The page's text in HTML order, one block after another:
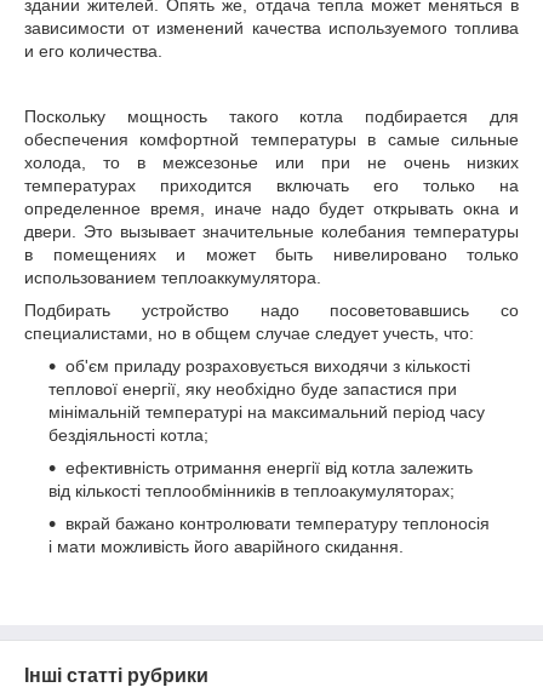
здании жителей. Опять же, отдача тепла может меняться в
зависимости от изменений качества используемого топлива
и его количества.
Поскольку мощность такого котла подбирается для
обеспечения комфортной температуры в самые сильные
холода, то в межсезонье или при не очень низких
температурах приходится включать его только на
определенное время, иначе надо будет открывать окна и
двери. Это вызывает значительные колебания температуры
в помещениях и может быть нивелировано только
использованием теплоаккумулятора.
Подбирать устройство надо посоветовавшись со
специалистами, но в общем случае следует учесть, что:
об'єм приладу розраховується виходячи з кількості
теплової енергії, яку необхідно буде запастися при
мінімальній температурі на максимальний період часу
бездіяльності котла;
ефективність отримання енергії від котла залежить
від кількості теплообмінників в теплоакумуляторах;
вкрай бажано контролювати температуру теплоносія
і мати можливість його аварійного скидання.
Інші статті рубрики